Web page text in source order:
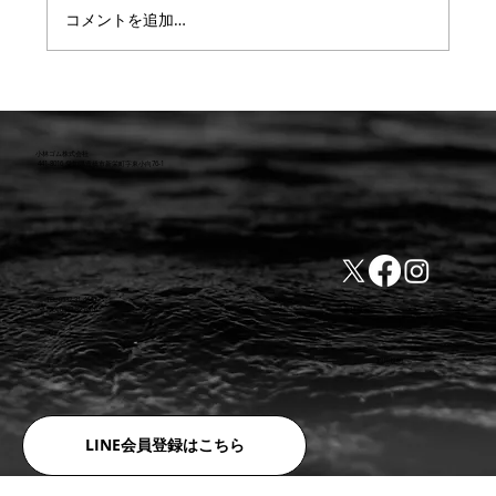
らせ
コメントを追加…
LINE会員登録はこちら
小林ゴム株式会社
441-8016 愛知県豊橋市新栄町字東小向76-1
TEL:0532-31-4646
FAX:0532-32-6810
​会社概要
​利用規約